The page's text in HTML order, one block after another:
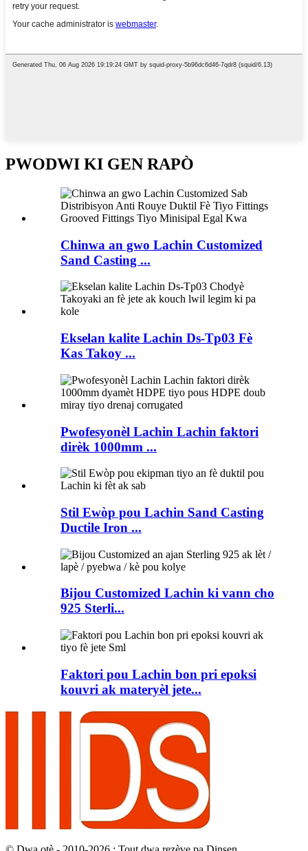
PWODWI KI GEN RAPÒ
Chinwa an gwo Lachin Customized
Sand Casting ...
Ekselan kalite Lachin Ds-Tp03 Fè
Kas Takoy ...
Pwofesyonèl Lachin Lachin faktori
dirèk 1000mm ...
Stil Ewòp pou Lachin Sand Casting
Ductile Iron ...
Bijou Customized Lachin ki vann cho
925 Sterli...
Faktori pou Lachin bon pri epoksi
kouvri ak materyèl jete...